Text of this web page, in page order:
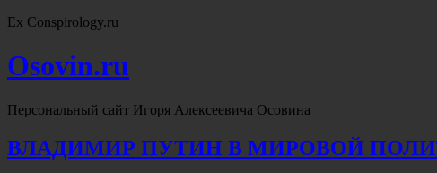
Ex Conspirology.ru
Osovin.ru
Персональный сайт Игоря Алексеевича Осовина
ВЛАДИМИР ПУТИН В МИРОВОЙ